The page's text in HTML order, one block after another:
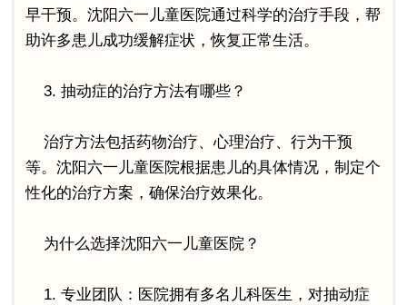
早干预。沈阳六一儿童医院通过科学的治疗手段，帮
助许多患儿成功缓解症状，恢复正常生活。
3. 抽动症的治疗方法有哪些？
治疗方法包括药物治疗、心理治疗、行为干预
等。沈阳六一儿童医院根据患儿的具体情况，制定个
性化的治疗方案，确保治疗效果化。
为什么选择沈阳六一儿童医院？
1. 专业团队：医院拥有多名儿科医生，对抽动症